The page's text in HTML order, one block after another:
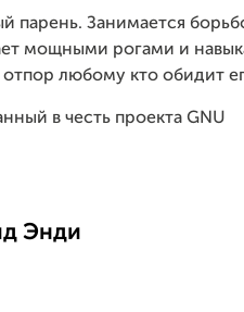
парень. Занимается
мощными рогами и
отпор любому кто обидит
в честь проекта GNU
Энди